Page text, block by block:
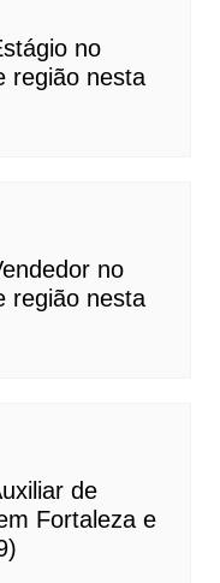
no
região nesta
no
região nesta
de
Fortaleza e